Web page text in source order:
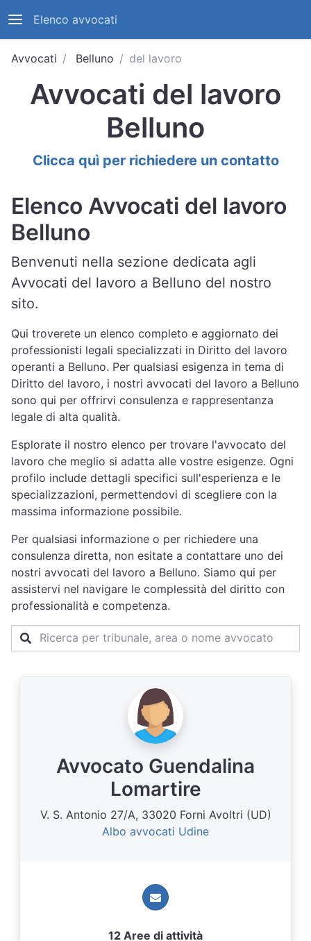
Elenco avvocati
Avvocati Belluno del lavoro
Avvocati del lavoro
Belluno
Clicca quì per richiedere un contatto
Elenco Avvocati del lavoro
Belluno
Benvenuti nella sezione dedicata agli
Avvocati del lavoro a Belluno del nostro
sito.
Qui troverete un elenco completo e aggiornato dei
professionisti legali specializzati in Diritto del lavoro
operanti a Belluno. Per qualsiasi esigenza in tema di
Diritto del lavoro, i nostri avvocati del lavoro a Belluno
sono qui per offrirvi consulenza e rappresentanza
legale di alta qualità.
Esplorate il nostro elenco per trovare l'avvocato del
lavoro che meglio si adatta alle vostre esigenze. Ogni
profilo include dettagli specifici sull'esperienza e le
specializzazioni, permettendovi di scegliere con la
massima informazione possibile.
Per qualsiasi informazione o per richiedere una
consulenza diretta, non esitate a contattare uno dei
nostri avvocati del lavoro a Belluno. Siamo qui per
assistervi nel navigare le complessità del diritto con
professionalità e competenza.
Avvocato Guendalina
Lomartire
V. S. Antonio 27/A, 33020 Forni Avoltri (UD)
Albo avvocati Udine
12 Aree di attività